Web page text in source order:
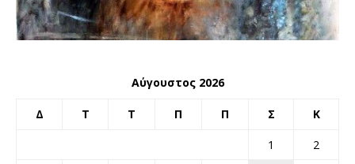
Αύγουστος 2026
Δ Τ Τ Π Π Σ Κ
1
2